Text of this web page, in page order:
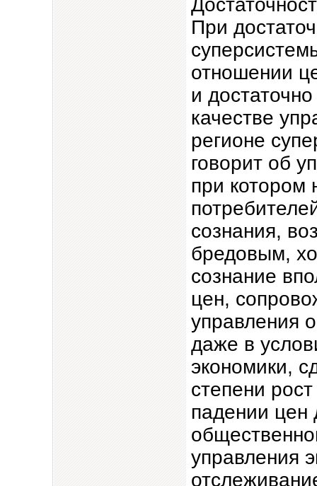
При
отношении
и
качестве
регионе
говорит об
при котором
сознания,
бредовым,
сознание
цен,
управления
даже в
экономики,
степени
падении цен
управления